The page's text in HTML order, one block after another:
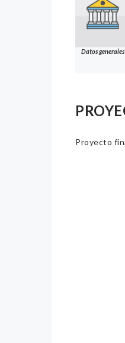
Datos generales
Proyecto